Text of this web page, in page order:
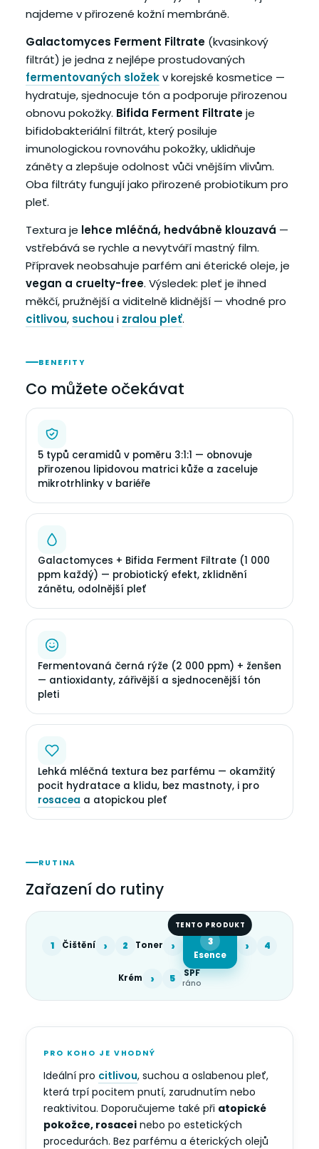
najdeme v přirozené kožní membráně.
Galactomyces Ferment Filtrate (kvasinkový
filtrát) je jedna z nejlépe prostudovaných
fermentovaných složekv korejské kosmetice —
hydratuje, sjednocuje tón a podporuje přirozenou
obnovu pokožky. Bifida Ferment Filtrateje
bifidobakteriální filtrát, který posiluje
imunologickou rovnováhu pokožky, uklidňuje
záněty a zlepšuje odolnost vůči vnějším vlivům.
Oba filtráty fungují jako přirozené probiotikum pro
pleť.
Textura je lehce mléčná, hedvábně klouzavá —
vstřebává se rychle a nevytváří mastný film.
Přípravek neobsahuje parfém ani éterické oleje, je
vegan a cruelty-free. Výsledek: pleť je ihned
měkčí, pružnější a viditelně klidnější — vhodné pro
citlivou, suchou i zralou pleť.
BENEFITY
Co můžete očekávat
5 typů ceramidů v poměru 3:1:1 — obnovuje
přirozenou lipidovou matrici kůže a zaceluje
mikrotrhlinky v bariéře
Galactomyces + Bifida Ferment Filtrate (1 000
ppm každý) — probiotický efekt, zklidnění
zánětu, odolnější pleť
Fermentovaná černá rýže (2 000 ppm) + ženšen
— antioxidanty, zářivější a sjednocenější tón
pleti
Lehká mléčná textura bez parfému — okamžitý
pocit hydratace a klidu, bez mastnoty, i pro
rosacea a atopickou pleť
RUTINA
Zařazení do rutiny
1 Čištění › 2 Toner ›
TENTO PRODUKT
3
Esence
› 4
Krém › 5 SPF
ráno
PRO KOHO JE VHODNÝ
Ideální pro citlivou, suchou a oslabenou pleť,
která trpí pocitem pnutí, zarudnutím nebo
reaktivitou. Doporučujeme také při atopické
pokožce, rosacei nebo po estetických
procedurách. Bez parfému a éterických olejů